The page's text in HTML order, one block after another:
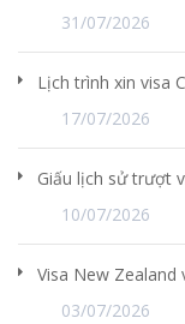
31/07/2026
Lịch trình xin visa
17/07/2026
Giấu lịch sử trượt
10/07/2026
Visa New Zealand
03/07/2026